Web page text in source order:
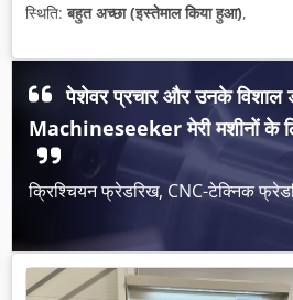
स्थिति:बहुत अच्छा (इस्तेमाल किया हुआ),
पेशेवर प्रचार और उनके विशाल
Machineseeker मेरी मशीनों के
क्रिश्चियन फ्रेडरिख, CNC-टेक्निक